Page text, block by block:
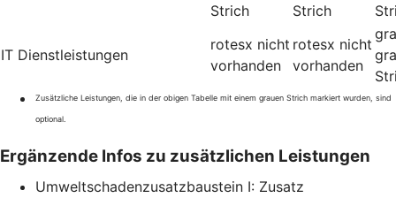
Strich
Strich
IT Dienstleistungen
rotesx nicht
vorhanden
rotesx nicht
vorhanden
Zusätzliche Leistungen, die in der obigen Tabelle mit einem grauen Strich markiert wurden, sind
optional.
Ergänzende Infos zu zusätzlichen Leistungen
Umweltschadenzusatzbaustein I: Zusatz